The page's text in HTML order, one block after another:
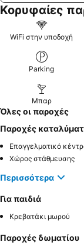
Κορυφαίες
WiFi στην υποδοχή
Parking
Μπαρ
Όλες οι παροχές
Παροχές
Επαγγελματικό
Χώρος στάθμευσης
Περισσότερα
Για παιδιά
Κρεβατάκι μωρού
Παροχές δωματίου